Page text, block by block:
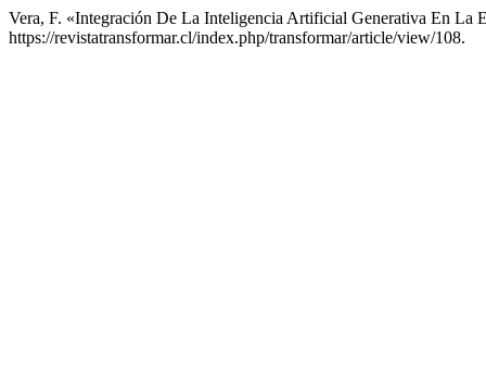
Vera, F. «Integración De La Inteligencia Artificial Generativa En La
https://revistatransformar.cl/index.php/transformar/article/view/108.